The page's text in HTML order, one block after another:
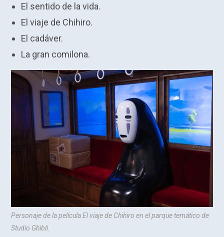
El sentido de la vida.
El viaje de Chihiro.
El cadáver.
La gran comilona.
Personaje de la películaEl viaje de Chihiro en el parque temático de
Studio Ghibli.